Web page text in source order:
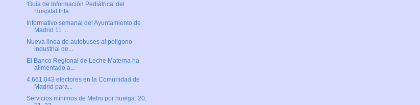
'Guía de Información Pediátrica' del
Hospital Infa...
Informativo semanal del Ayuntamiento de
Madrid 11 ...
Nueva línea de autobuses al poligono
industrial de...
El Banco Regional de Leche Materna ha
alimentado a...
4.661.043 electores en la Comunidad de
Madrid para...
Servicios mínimos de Metro por huelga: 20,